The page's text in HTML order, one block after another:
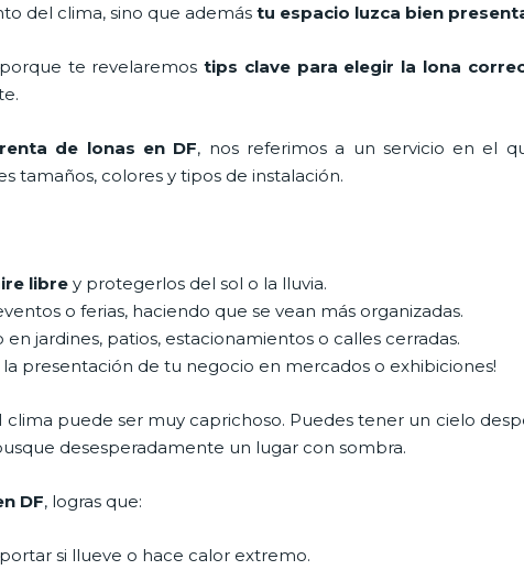
del clima, sino que además tu espacio luzca bien
te revelaremostips clave para elegir la lona
renta de lonas en DF, nos referimos a un servicio en el
tamaños, colores y tipos de instalación.
libre y protegerlos del sol o la lluvia.
o ferias, haciendo que se vean más organizadas.
jardines, patios, estacionamientos o calles cerradas.
la presentación de tu negocio en mercados o exhibiciones!
clima puede ser muy caprichoso. Puedes tener un cielo
desesperadamente un lugar con sombra.
DF, logras que:
si llueve o hace calor extremo.